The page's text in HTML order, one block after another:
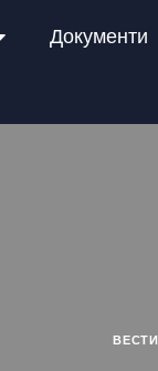
Документи
ВЕСТИ